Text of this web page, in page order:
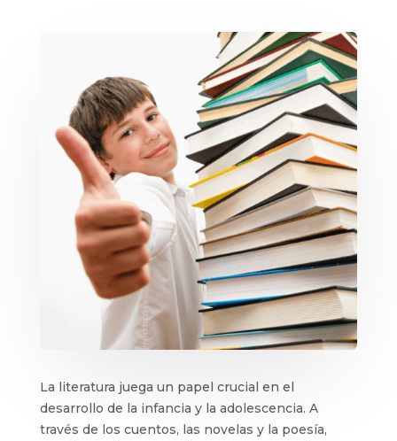
La literatura juega un papel crucial en el
desarrollo de la infancia y la adolescencia. A
través de los cuentos, las novelas y la poesía,